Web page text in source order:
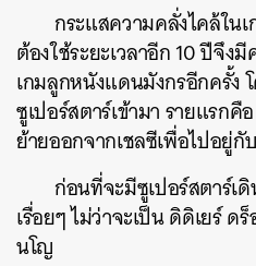
กระแสความคลั่งไคล้ใน
ต้องใช้ระยะเวลาอีก 10 ปีจึ
เกมลูกหนังแดนมังกรอีกครั้ง
ซูเปอร์สตาร์เข้ามา รายแรก
ย้ายออกจากเชลซีเพื่อไปอยู่กั
ก่อนที่จะมีซูเปอร์สตาร์เ
เรื่อยๆ ไม่ว่าจะเป็น ดิดิเยร์ ด
นโญ